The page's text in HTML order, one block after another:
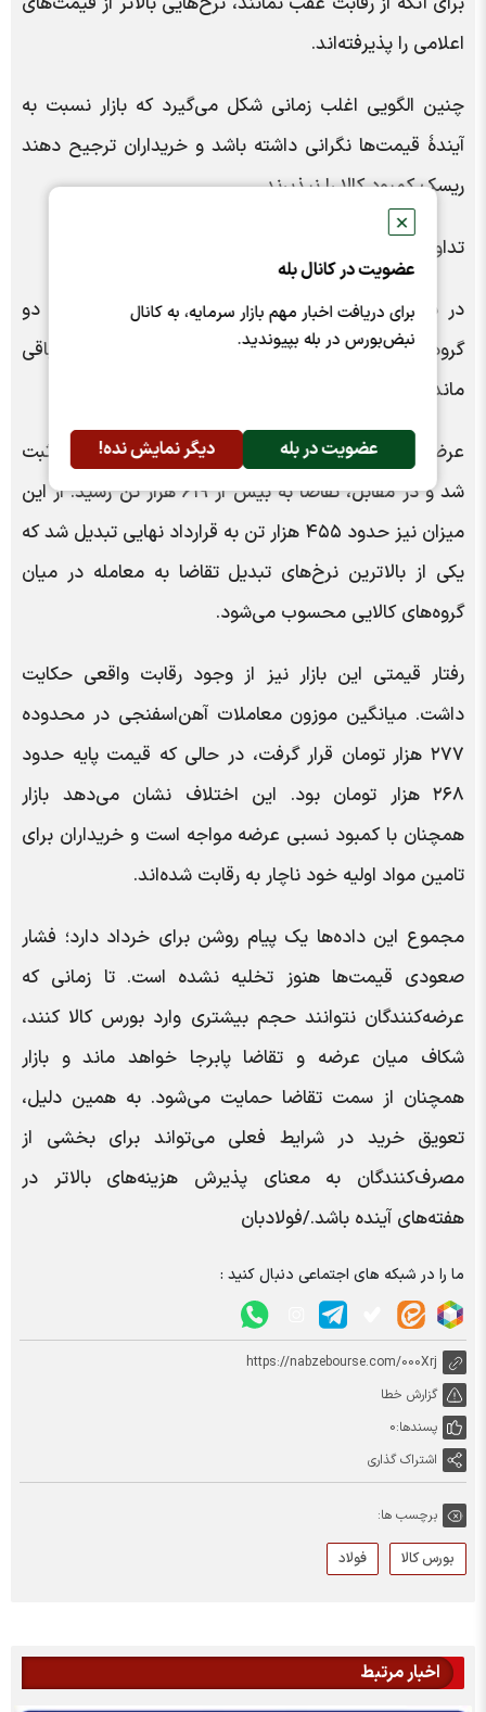
✕
عضویت در کانال بله
برای دریافت اخبار مهم بازار سرمایه، به کانال
نبض‌بورس در بله بپیوندید.
عضویت در بله دیگر نمایش نده!
اعلامی را پذیرفته‌اند.
چنین الگویی اغلب زمانی شکل می‌گیرد که بازار نسبت به
آیندۀ قیمت‌ها نگرانی داشته باشد و خریداران ترجیح دهند
ریسک کمبود کالا را نپذیرند.
تداوم آهن‌اسفنجی در مدار رقابت
در بازار آهن‌اسفنجی، اگرچه حجم معاملات نسبت به دو
گروه دیگر کوچک‌تر بود، اما شدت رقابت همچنان بالا باقی
ماند.
عرضۀ این محصول در اردیبهشت حدود ۵۱۸ هزار تن ثبت
شد و در مقابل، تقاضا به بیش از ۶۱۹ هزار تن رسید. از این
میزان نیز حدود ۴۵۵ هزار تن به قرارداد نهایی تبدیل شد که
یکی از بالاترین نرخ‌های تبدیل تقاضا به معامله در میان
گروه‌های کالایی محسوب می‌شود.
رفتار قیمتی این بازار نیز از وجود رقابت واقعی حکایت
داشت. میانگین موزون معاملات آهن‌اسفنجی در محدوده
۲۷۷ هزار تومان قرار گرفت، در حالی که قیمت پایه حدود
۲۶۸ هزار تومان بود. این اختلاف نشان می‌دهد بازار
همچنان با کمبود نسبی عرضه مواجه است و خریداران برای
تامین مواد اولیه خود ناچار به رقابت شده‌اند.
مجموع این داده‌ها یک پیام روشن برای خرداد دارد؛ فشار
صعودی قیمت‌ها هنوز تخلیه نشده است. تا زمانی که
عرضه‌کنندگان نتوانند حجم بیشتری وارد بورس کالا کنند،
شکاف میان عرضه و تقاضا پابرجا خواهد ماند و بازار
همچنان از سمت تقاضا حمایت می‌شود. به همین دلیل،
تعویق خرید در شرایط فعلی می‌تواند برای بخشی از
مصرف‌کنندگان به معنای پذیرش هزینه‌های بالاتر در
هفته‌های آینده باشد./فولادبان
ما را در شبکه های اجتماعی دنبال کنید :
https://nabzebourse.com/000Xrj
گزارش خطا
پسندها:0
اشتراک گذاری
برچسب ها:
بورس کالا فولاد
اخبار مرتبط